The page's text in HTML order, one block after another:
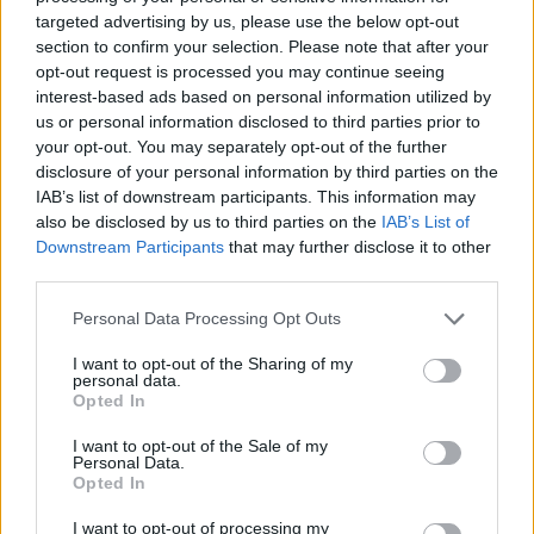
targeted advertising by us, please use the below opt-out
section to confirm your selection. Please note that after your
opt-out request is processed you may continue seeing
interest-based ads based on personal information utilized by
us or personal information disclosed to third parties prior to
your opt-out. You may separately opt-out of the further
disclosure of your personal information by third parties on the
IAB’s list of downstream participants. This information may
also be disclosed by us to third parties on the IAB’s List of
Downstream Participants that may further disclose it to other
Personal Data Processing Opt Outs
I want to opt-out of the Sharing of my
personal data.
Opted In
I want to opt-out of the Sale of my
Personal Data.
Opted In
I want to opt-out of processing my
Und für den Ersten Platz dann was besonderes... 100.000
Dias oder ein voll ausgebautes Schiff das man nur da
bekommt.
es bestimmt tolle möglichkeiten um die Geschichte
intressanter und noch Reitzvoller zu gestallten. Mir würde
es gefallen .
Bin gespannt was du schreibst.
MfG
5 Oktober 2016
User